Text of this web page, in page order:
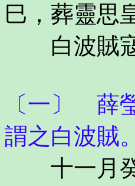
巳，葬靈思
白波賊寇
〔一〕 薛
謂之白波賊
十一月癸